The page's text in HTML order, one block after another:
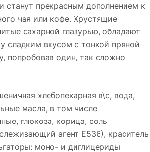
станут прекрасным дополнением к
чая или кофе. Хрустящие
сахарной глазурью, обладают
сладким вкусом с тонкой пряной
попробовав один, так сложно
хлебопекарная в\с, вода,
масла, в том числе
глюкоза, корица, соль
агент Е536), краситель
моно- и диглицериды